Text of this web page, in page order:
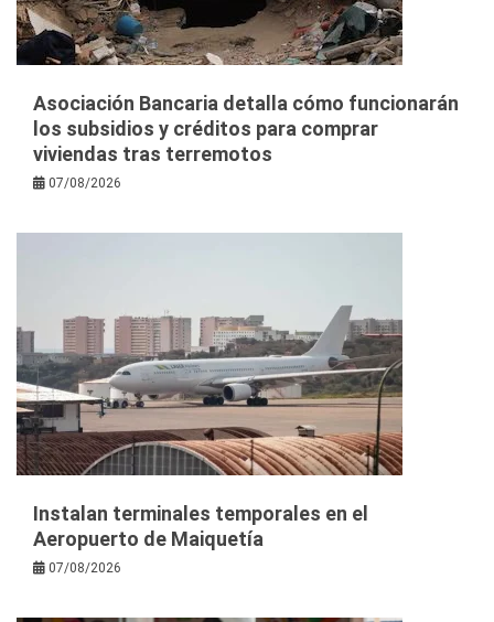
Asociación Bancaria detalla cómo funcionarán
los subsidios y créditos para comprar
viviendas tras terremotos
07/08/2026
Instalan terminales temporales en el
Aeropuerto de Maiquetía
07/08/2026